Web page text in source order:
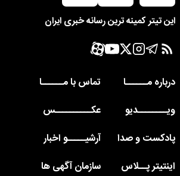
این تیتر کمینه ترین رسانه خبری ایران
درباره مــــــا
تماس با مــــــا
ویــــــــدیو
عکــــــــــس
پادکست و صدا
آرشیـــــو اخبار
اینتیتر پــلاس
سازمان آگهی ها